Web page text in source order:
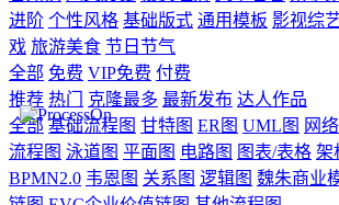
进阶 个性风格 基础版式 通用模板 影视综
戏 旅游美食 节日节气
全部 免费 VIP免费 付费
推荐 热门 克隆最多 最新发布 达人作品
全部 基础流程图 甘特图 ER图 UML图 网
流程图 泳道图 平面图 电路图 图表/表格 架
BPMN2.0 韦恩图 关系图 逻辑图 魏朱商业